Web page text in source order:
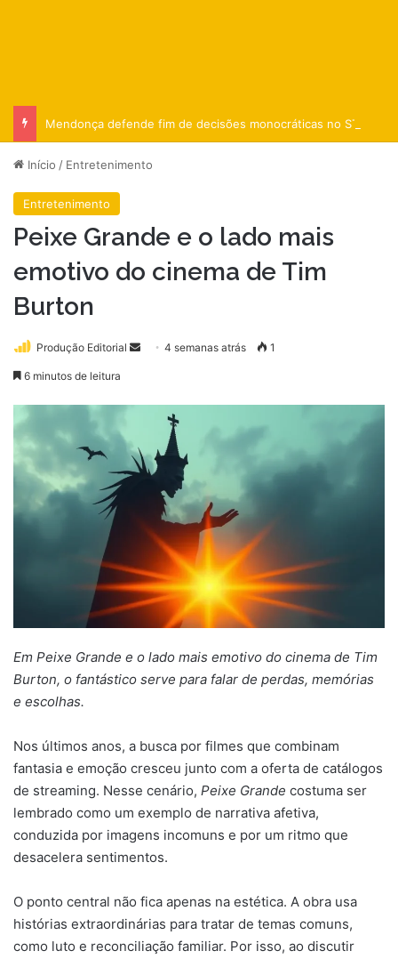
Mendonça defende fim de decisões monocráticas no STF
Início / Entretenimento
Entretenimento
Peixe Grande e o lado mais
emotivo do cinema de Tim
Burton
Produção Editorial
Mande4 semanas atrás 1
6 minutos de leitura
Em Peixe Grande e o lado mais emotivo do cinema de Tim
Burton, o fantástico serve para falar de perdas, memórias
e escolhas.
Nos últimos anos, a busca por filmes que combinam
fantasia e emoção cresceu junto com a oferta de catálogos
de streaming. Nesse cenário, Peixe Grande costuma ser
lembrado como um exemplo de narrativa afetiva,
conduzida por imagens incomuns e por um ritmo que
desacelera sentimentos.
O ponto central não fica apenas na estética. A obra usa
histórias extraordinárias para tratar de temas comuns,
como luto e reconciliação familiar. Por isso, ao discutir